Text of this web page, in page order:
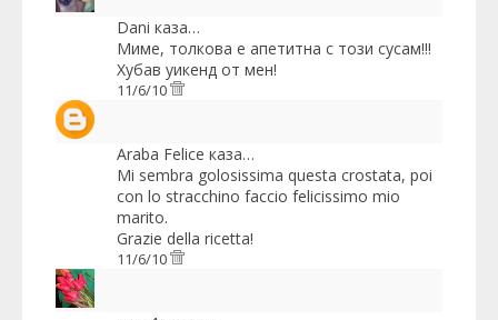
Dani каза…
Миме, толкова е апетитна с този сусам!!!
Хубав уикенд от мен!
11/6/10
Araba Felice каза…
Mi sembra golosissima questa crostata, poi
con lo stracchino faccio felicissimo mio
marito.
Grazie della ricetta!
11/6/10